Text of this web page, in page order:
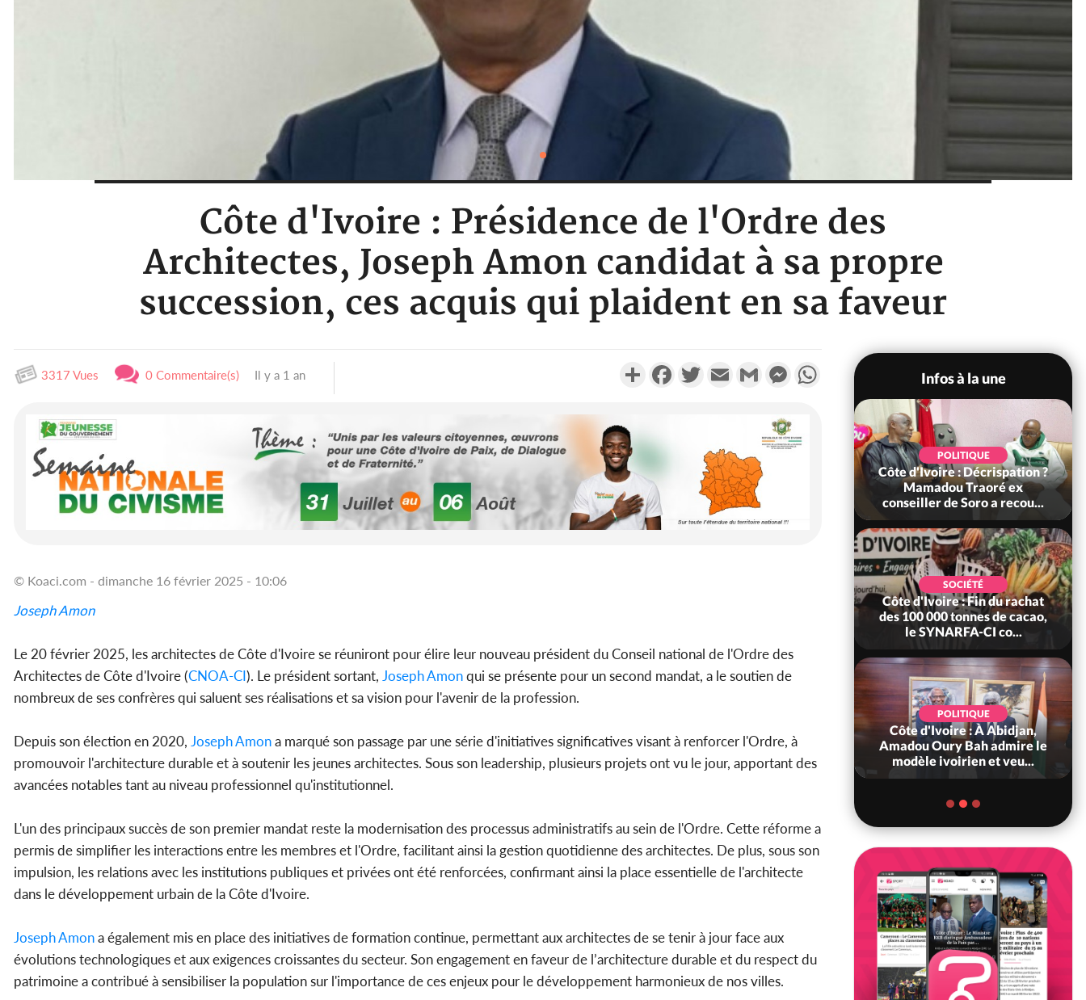
Côte d'Ivoire : Présidence de l'Ordre des
Architectes, Joseph Amon candidat à sa propre
succession, ces acquis qui plaident en sa faveur
3317 Vues 0 Commentaire(s) Il y a 1 an PartagerFacebookTwitterEmail Gmail MessengerWhatsApp
© Koaci.com - dimanche 16 février 2025 - 10:06
Joseph Amon
Le 20 février 2025, les architectes de Côte d'Ivoire se réuniront pour élire leur nouveau président du Conseil national de l'Ordre des
Architectes de Côte d'Ivoire (CNOA-CI). Le président sortant, Joseph Amonqui se présente pour un second mandat, a le soutien de
nombreux de ses confrères qui saluent ses réalisations et sa vision pour l'avenir de la profession.
Depuis son élection en 2020, Joseph Amona marqué son passage par une série d'initiatives significatives visant à renforcer l'Ordre, à
promouvoir l'architecture durable et à soutenir les jeunes architectes. Sous son leadership, plusieurs projets ont vu le jour, apportant des
avancées notables tant au niveau professionnel qu'institutionnel.
L'un des principaux succès de son premier mandat reste la modernisation des processus administratifs au sein de l'Ordre. Cette réforme a
permis de simplifier les interactions entre les membres et l'Ordre, facilitant ainsi la gestion quotidienne des architectes. De plus, sous son
impulsion, les relations avec les institutions publiques et privées ont été renforcées, confirmant ainsi la place essentielle de l'architecte
dans le développement urbain de la Côte d'Ivoire.
Joseph Amona également mis en place des initiatives de formation continue, permettant aux architectes de se tenir à jour face aux
évolutions technologiques et aux exigences croissantes du secteur. Son engagement en faveur de l’architecture durable et du respect du
patrimoine a contribué à sensibiliser la population sur l'importance de ces enjeux pour le développement harmonieux de nos villes.
Infos à la une
SOCIÉTÉ
Côte d'Ivoire : Ouattara
promet des sanctions contre
les déguerpissements i...
l'indépendance, Alassane
Ouattara prome...
POLITIQUE
Côte d'Ivoire : Décrispation ?
Mamadou Traoré ex
conseiller de Soro a recou...
SOCIÉTÉ
Côte d'Ivoire : Fin du rachat
des 100 000 tonnes de cacao,
le SYNARFA-CI co...
POLITIQUE
Côte d'Ivoire : À Abidjan,
Amadou Oury Bah admire le
modèle ivoirien et veu...